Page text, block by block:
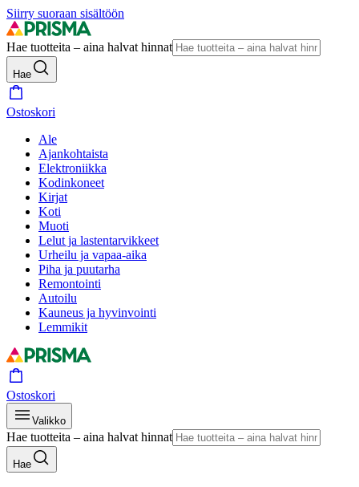
Siirry suoraan sisältöön
Hae tuotteita – aina halvat hinnat
Hae
Ostoskori
Ale
Ajankohtaista
Elektroniikka
Kodinkoneet
Kirjat
Koti
Muoti
Lelut ja lastentarvikkeet
Urheilu ja vapaa-aika
Piha ja puutarha
Remontointi
Autoilu
Kauneus ja hyvinvointi
Lemmikit
Ostoskori
Valikko
Hae tuotteita – aina halvat hinnat
Hae